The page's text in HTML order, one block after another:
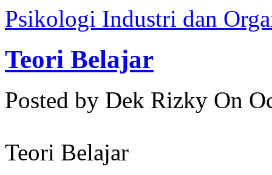
Psikologi Industri dan
Teori Belajar
Posted by Dek Rizky On
Teori Belajar